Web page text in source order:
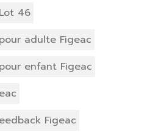
46
adulte Figeac
enfant Figeac
Figeac